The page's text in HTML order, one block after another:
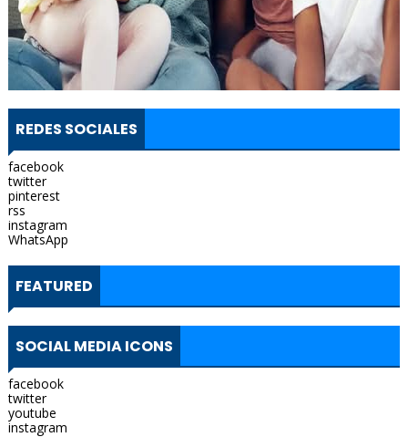
REDES SOCIALES
facebook
twitter
pinterest
rss
instagram
WhatsApp
FEATURED
SOCIAL MEDIA ICONS
facebook
twitter
youtube
instagram